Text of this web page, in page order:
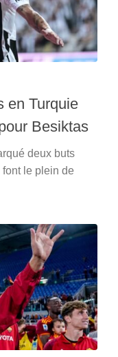
en Turquie
Besiktas
deux buts
le plein de